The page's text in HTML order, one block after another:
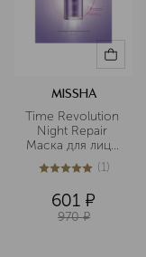
MISSHA
Time Revolution
Night Repair
Маска для лица
пролонгированным
эффектом
5из 51 (1)
601 ¤
970 ¤